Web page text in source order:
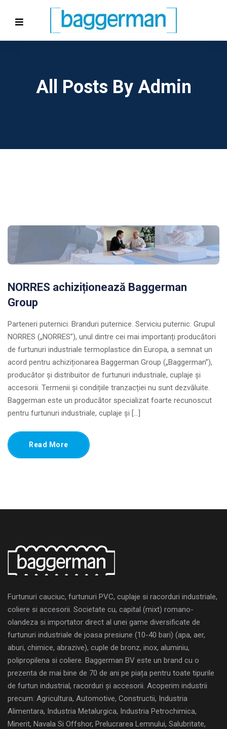
All Posts By Admin
NORRES achiziționează Baggerman
Group
Parteneri puternici. Branduri puternice. Serviciu puternic. Grupul
NORRES („NORRES”), unul dintre cei mai importanți producători
de furtunuri industriale termoplastice din Europa, a semnat un
acord pentru achiziționarea Baggerman Group („Baggerman”),
producător și distribuitor de furtunuri industriale, cuplaje și
accesorii. Termenii și condițiile tranzacției nu sunt dezvăluite.
Baggerman este un producător specializat foarte recunoscut
pentru furtunuri industriale, cuplaje și […]
Read More
Furtunuri cauciuc, furtunuri PVC, cuplaje si racorduri industriale,
coliere si accesorii. Societate cu, capital (mixt) romano-
olandeza si importator direct al unei game diversificate de
furtunuri industriale de joasa presiune (10-40 bari) (apa, aer,
aburi, chimice, abrazive), cuple de bronz, inox, aluminiu,
polipropilena si coliere. Baggerman BV este un brand cu o
prezenta de mai bine de 70 de ani pe piața pentru toate tipurile
de furtun industrial, racorduri și accesorii. Acoperim industrii
precum: Agricultura, Automotive, Constructii, Industria
Alimentara, Industria Metalurgica, Industria Petrochimica,
Minerit, Navala Si Offshor, Prelucrarea Lemnului, Salubritate,